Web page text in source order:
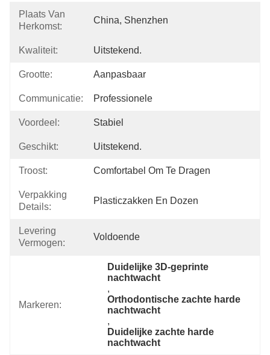
Plaats Van
Herkomst:
China, Shenzhen
Kwaliteit: Uitstekend.
Grootte: Aanpasbaar
Communicatie: Professionele
Voordeel: Stabiel
Geschikt: Uitstekend.
Troost: Comfortabel Om Te Dragen
Verpakking
Details:
Plasticzakken En Dozen
Levering
Vermogen:
Voldoende
Markeren:
Duidelijke 3D-geprinte
nachtwacht
,
Orthodontische zachte harde
nachtwacht
,
Duidelijke zachte harde
nachtwacht